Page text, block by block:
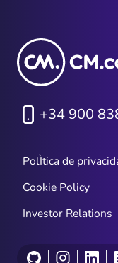
+34 900
PolÌtica de
Cookie Policy
Investor Relations